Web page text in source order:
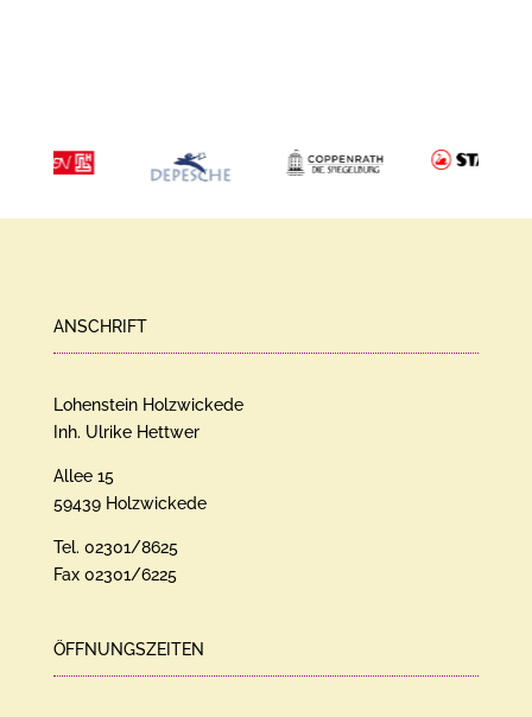
ANSCHRIFT
Lohenstein Holzwickede
Inh. Ulrike Hettwer
Allee 15
59439 Holzwickede
Tel. 02301/8625
Fax 02301/6225
ÖFFNUNGSZEITEN